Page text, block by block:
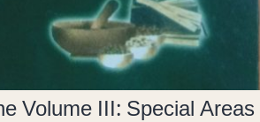
Volume III: Special Areas